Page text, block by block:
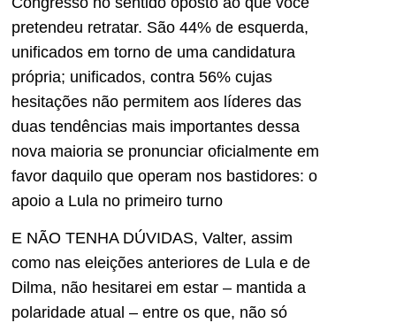
pretendeu retratar. São 44% de esquerda,
unificados em torno de uma candidatura
própria; unificados, contra 56% cujas
hesitações não permitem aos líderes das
duas tendências mais importantes dessa
nova maioria se pronunciar oficialmente em
favor daquilo que operam nos bastidores: o
apoio a Lula no primeiro turno
E NÃO TENHA DÚVIDAS, Valter, assim
como nas eleições anteriores de Lula e de
Dilma, não hesitarei em estar – mantida a
polaridade atual – entre os que, não só